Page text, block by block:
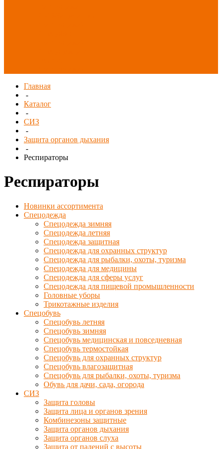
Главная
-
Каталог
-
СИЗ
-
Защита органов дыхания
-
Респираторы
Респираторы
Новинки ассортимента
Спецодежда
Спецодежда зимняя
Спецодежда летняя
Спецодежда защитная
Спецодежда для охранных структур
Спецодежда для рыбалки, охоты, туризма
Спецодежда для медицины
Спецодежда для сферы услуг
Спецодежда для пищевой промышленности
Головные уборы
Трикотажные изделия
Спецобувь
Спецобувь летняя
Спецобувь зимняя
Спецобувь медицинская и повседневная
Спецобувь термостойкая
Спецобувь для охранных структур
Спецобувь влагозащитная
Спецобувь для рыбалки, охоты, туризма
Обувь для дачи, сада, огорода
СИЗ
Защита головы
Защита лица и органов зрения
Комбинезоны защитные
Защита органов дыхания
Защита органов слуха
Защита от падений с высоты